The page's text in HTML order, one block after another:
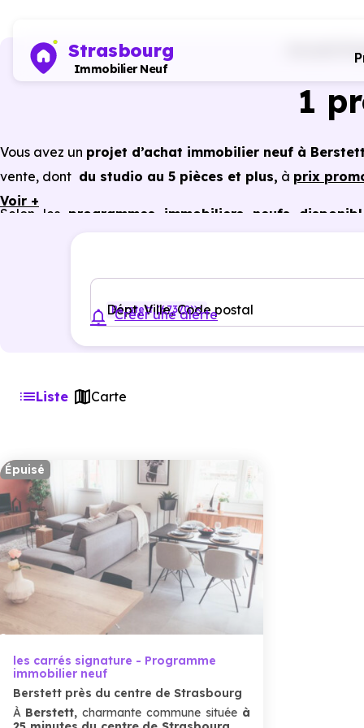
Strasbourg
Immobilier Neuf
1
Vous avez un projet d’achat immobilier neuf à
vente, dont du studio au 5 pièces et plus, à prix
Selon les programmes immobiliers neufs
Voir +
Dépt, Ville, Code postal
Berstett (67370)
Créer une alerte
Liste Carte
Épuisé
les carrés signature - Programme
immobilier neuf
Berstett près du centre de Strasbourg
À Berstett, charmante commune située à